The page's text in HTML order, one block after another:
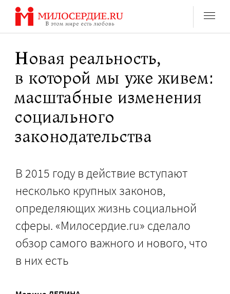
Перейти
содержанию
Новая реальность,
в которой мы уже живем:
масштабные изменения
социального
законодательства
В 2015 году в действие вступают
несколько крупных законов,
определяющих жизнь социальной
сферы. «Милосердие.ru» сделало
обзор самого важного и нового, что
в них есть